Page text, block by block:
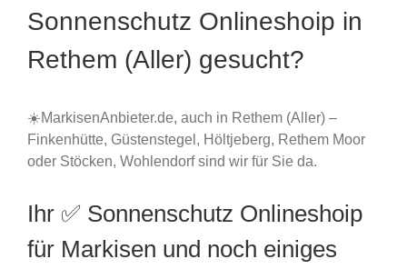
Sonnenschutz Onlineshoip in
Rethem (Aller) gesucht?
☀️MarkisenAnbieter.de, auch in Rethem (Aller) –
Finkenhütte, Güstenstegel, Höltjeberg, Rethem Moor
oder Stöcken, Wohlendorf sind wir für Sie da.
Ihr ✅ Sonnenschutz Onlineshoip
für Markisen und noch einiges